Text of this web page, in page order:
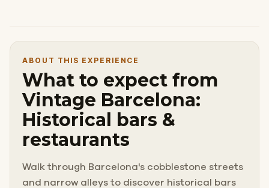
ABOUT THIS EXPERIENCE
What to expect from
Vintage Barcelona:
Historical bars &
restaurants
Walk through Barcelona's cobblestone streets
and narrow alleys to discover historical bars